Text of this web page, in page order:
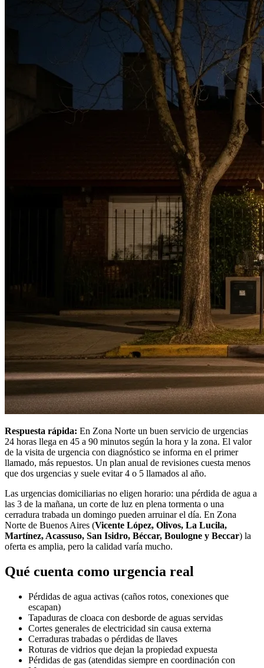
Respuesta rápida: En Zona Norte un buen servicio de urgencias
24 horas llega en 45 a 90 minutos según la hora y la zona. El valor
de la visita de urgencia con diagnóstico se informa en el primer
llamado, más repuestos. Un plan anual de revisiones cuesta menos
que dos urgencias y suele evitar 4 o 5 llamados al año.
Las urgencias domiciliarias no eligen horario: una pérdida de agua a
las 3 de la mañana, un corte de luz en plena tormenta o una
cerradura trabada un domingo pueden arruinar el día. En Zona
Norte de Buenos Aires (Vicente López, Olivos, La Lucila,
Martínez, Acassuso, San Isidro, Béccar, Boulogne y Beccar) la
oferta es amplia, pero la calidad varía mucho.
Qué cuenta como urgencia real
Pérdidas de agua activas (caños rotos, conexiones que
escapan)
Tapaduras de cloaca con desborde de aguas servidas
Cortes generales de electricidad sin causa externa
Cerraduras trabadas o pérdidas de llaves
Roturas de vidrios que dejan la propiedad expuesta
Pérdidas de gas (atendidas siempre en coordinación con